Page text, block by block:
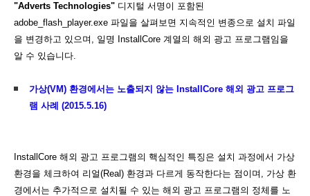
"Adverts Technologies" 디지털 서명이 포함된
adobe_flash_player.exe 파일을 살펴보면 지속적인 변종으로 설치 파일
을 변경하고 있으며, 일명 InstallCore 계열의 해외 광고 프로그램임을
알 수 있습니다.
가상(VM) 환경에서는 노출되지 않는 InstallCore 해외 광고 프로그
램 사례 (2015.5.16)
InstallCore 해외 광고 프로그램의 핵심적인 특징은 설치 과정에서 가상
환경을 체크하여 리얼(Real) 환경과 다르게 동작한다는 점이며, 가상 환
경에서는 추가적으로 설치될 수 있는 해외 광고 프로그램의 정체를 노